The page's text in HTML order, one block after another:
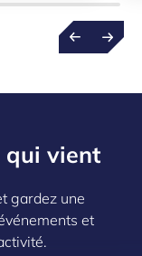
qui vient
gardez une
et